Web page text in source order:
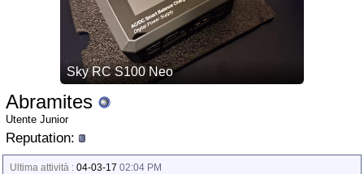
Abramites
Utente Junior
Reputation:
Ultima attività : 04-03-17 02:04 PM